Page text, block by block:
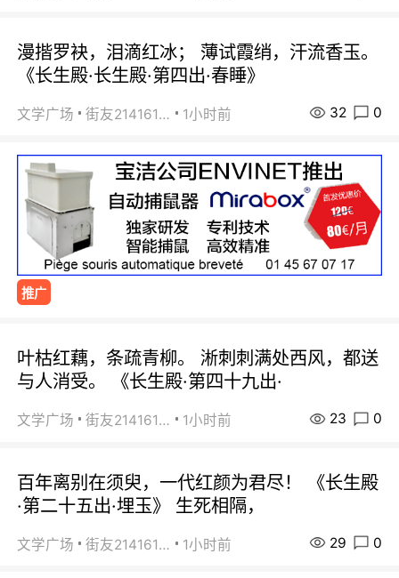
漫揩罗袂，泪滴红冰； 薄试霞绡，汗流香玉。
《长生殿·长生殿·第四出·春睡》
文学广场 街友21416156 1小时前 32 0
推广
叶枯红藕，条疏青柳。 淅刺刺满处西风，都送
与人消受。 《长生殿·第四十九出·
文学广场 街友21416156 1小时前 23 0
百年离别在须臾，一代红颜为君尽！ 《长生殿
·第二十五出·埋玉》 生死相隔，
文学广场 街友21416156 1小时前 29 0